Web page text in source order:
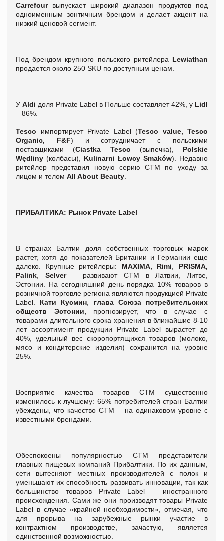
Carrefour выпускает широкий диапазон продуктов под
одноименным зонтичным брендом и делает акцент на
низкий ценовой сегмент.
Под брендом крупного польского ритейлера Lewiathan
продается около 250 SKU по доступным ценам.
У Aldi доля Private Label в Польше составляет 42%, у Lidl
– 86%.
Tesco импортирует Private Label (Tesco value, Tesco
Organic, F&F) и сотрудничает с польскими
поставщиками (Ciastka Tesco (выпечка), Polskie
Wędliny (колбасы), Kulinarni Łowcy Smaków). Недавно
ритейлер представил новую серию СТМ по уходу за
лицом и телом All About Beauty
ПРИБАЛТИКА: Рынок Private Label
В странах Балтии доля собственных торговых марок
растет, хотя до показателей Британии и Германии еще
далеко. Крупные ритейлеры: MAXIMA, Rimi
PRISMA,
Palink
Selver– развивают СТМ в Латвии, Литве,
Эстонии. На сегодняшний день порядка 10% товаров в
розничной торговле региона являются продукцией Private
Label. Кати Кусмин
глава Союза потребительских
обществ Эстонии, прогнозирует, что в случае с
товарами длительного срока хранения в ближайшие 8-10
лет ассортимент продукции Private Label вырастет до
40%, удельный вес скоропортящихся товаров (молоко,
мясо и кондитерские изделия) сохранится на уровне
25%.
Восприятие качества товаров СТМ существенно
изменилось к лучшему: 65% потребителей стран Балтии
убеждены, что качество СТМ – на одинаковом уровне с
известными брендами.
Обеспокоены популярностью СТМ представители
главных пищевых компаний Прибалтики. По их данным,
сети вытесняют местных производителей с полок и
уменьшают их способность развивать инновации, так как
большинство товаров Private Label – иностранного
происхождения. Сами же они производят товары Private
Label в случае «крайней необходимости», отмечая, что
для прорыва на зарубежные рынки участие в
контрактном производстве, зачастую, является
единственной возможностью.